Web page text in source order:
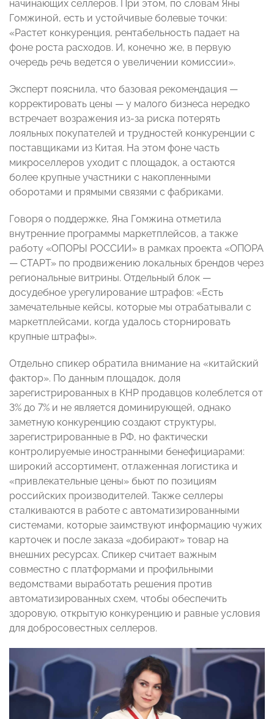
начинающих селлеров. При этом, по словам Яны
Гомжиной, есть и устойчивые болевые точки:
«Растет конкуренция, рентабельность падает на
фоне роста расходов. И, конечно же, в первую
очередь речь ведется о увеличении комиссии».
Эксперт пояснила, что базовая рекомендация —
корректировать цены — у малого бизнеса нередко
встречает возражения из‑за риска потерять
лояльных покупателей и трудностей конкуренции с
поставщиками из Китая. На этом фоне часть
микроселлеров уходит с площадок, а остаются
более крупные участники с накопленными
оборотами и прямыми связями с фабриками.
Говоря о поддержке, Яна Гомжина отметила
внутренние программы маркетплейсов, а также
работу «ОПОРЫ РОССИИ» в рамках проекта «ОПОРА
— СТАРТ» по продвижению локальных брендов через
региональные витрины. Отдельный блок —
досудебное урегулирование штрафов: «Есть
замечательные кейсы, которые мы отрабатывали с
маркетплейсами, когда удалось сторнировать
крупные штрафы».
Отдельно спикер обратила внимание на «китайский
фактор». По данным площадок, доля
зарегистрированных в КНР продавцов колеблется от
3% до 7% и не является доминирующей, однако
заметную конкуренцию создают структуры,
зарегистрированные в РФ, но фактически
контролируемые иностранными бенефициарами:
широкий ассортимент, отлаженная логистика и
«привлекательные цены» бьют по позициям
российских производителей. Также селлеры
сталкиваются в работе с автоматизированными
системами, которые заимствуют информацию чужих
карточек и после заказа «добирают» товар на
внешних ресурсах. Спикер считает важным
совместно с платформами и профильными
ведомствами выработать решения против
автоматизированных схем, чтобы обеспечить
здоровую, открытую конкуренцию и равные условия
для добросовестных селлеров.